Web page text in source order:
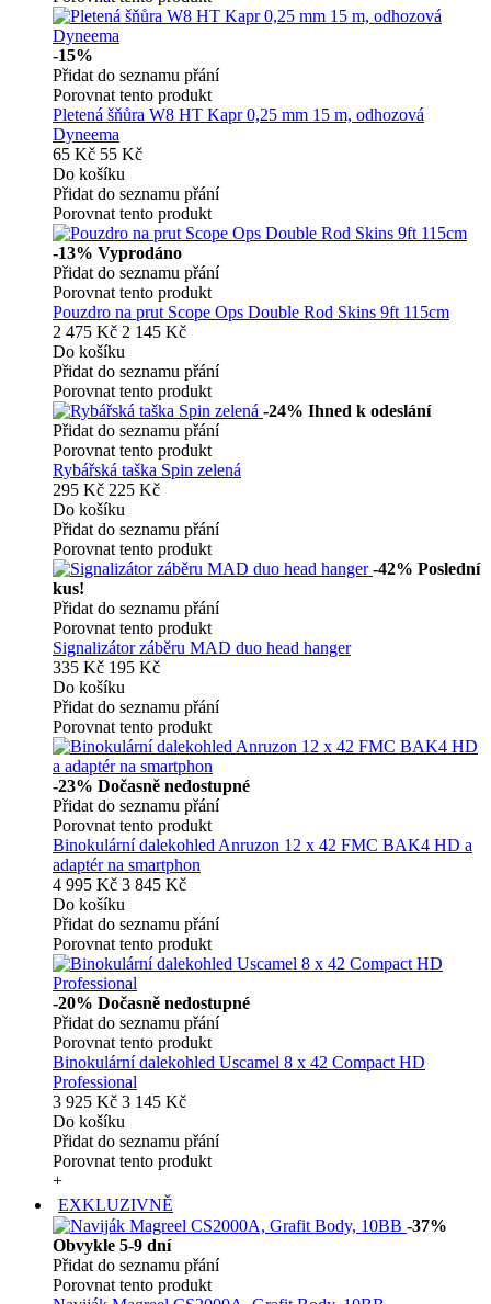
-15%
Přidat do seznamu přání
Porovnat tento produkt
Pletená šňůra W8 HT Kapr 0,25 mm 15 m, odhozová
Dyneema
65 Kč 55 Kč
Do košíku
Přidat do seznamu přání
Porovnat tento produkt
-13% Vyprodáno
Přidat do seznamu přání
Porovnat tento produkt
Pouzdro na prut Scope Ops Double Rod Skins 9ft 115cm
2 475 Kč 2 145 Kč
Do košíku
Přidat do seznamu přání
Porovnat tento produkt
-24% Ihned k odeslání
Přidat do seznamu přání
Porovnat tento produkt
Rybářská taška Spin zelená
295 Kč 225 Kč
Do košíku
Přidat do seznamu přání
Porovnat tento produkt
-42% Poslední
kus!
Přidat do seznamu přání
Porovnat tento produkt
Signalizátor záběru MAD duo head hanger
335 Kč 195 Kč
Do košíku
Přidat do seznamu přání
Porovnat tento produkt
-23% Dočasně nedostupné
Přidat do seznamu přání
Porovnat tento produkt
Binokulární dalekohled Anruzon 12 x 42 FMC BAK4 HD a
adaptér na smartphon
4 995 Kč 3 845 Kč
Do košíku
Přidat do seznamu přání
Porovnat tento produkt
-20% Dočasně nedostupné
Přidat do seznamu přání
Porovnat tento produkt
Binokulární dalekohled Uscamel 8 x 42 Compact HD
Professional
3 925 Kč 3 145 Kč
Do košíku
Přidat do seznamu přání
Porovnat tento produkt
+
EXKLUZIVNĚ
-37%
Obvykle 5-9 dní
Přidat do seznamu přání
Porovnat tento produkt